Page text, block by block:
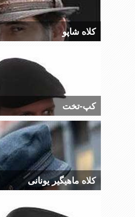
کلاه شاپو
کپ-تخت
کلاه ماهیگیر یونانی